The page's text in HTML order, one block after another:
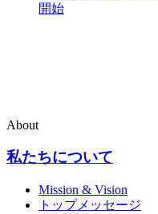
開始
About
私たちについて
Mission & Vision
トップメッセージ